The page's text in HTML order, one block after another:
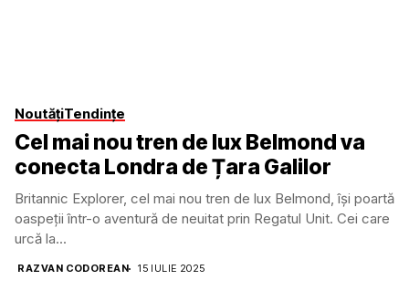
NoutățiTendințe
Cel mai nou tren de lux Belmond va
conecta Londra de Țara Galilor
Britannic Explorer, cel mai nou tren de lux Belmond, își poartă
oaspeții într-o aventură de neuitat prin Regatul Unit. Cei care
urcă la...
RAZVAN CODOREAN 15 IULIE 2025